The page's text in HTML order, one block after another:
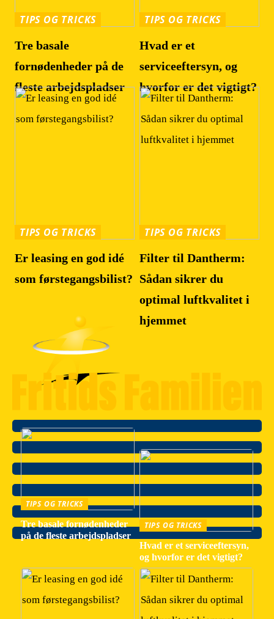
TIPS OG TRICKS
Tre basale
fornødenheder på de
fleste arbejdspladser
TIPS OG TRICKS
Hvad er et
serviceeftersyn, og
hvorfor er det vigtigt?
TIPS OG TRICKS
Er leasing en god idé
som førstegangsbilist?
TIPS OG TRICKS
Filter til Dantherm:
Sådan sikrer du
optimal luftkvalitet i
hjemmet
TIPS OG TRICKS
Tre basale fornødenheder
på de fleste arbejdspladser
TIPS OG TRICKS
Hvad er et serviceeftersyn,
og hvorfor er det vigtigt?